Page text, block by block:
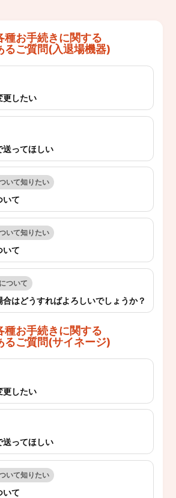
種お手続きに関する
るご質問(入退場機器)
更したい
送ってほしい
いて知りたい
いて
いて知りたい
いて
ついて
はどうすればよろしいでしょうか？
種お手続きに関する
るご質問(サイネージ)
更したい
送ってほしい
いて知りたい
いて